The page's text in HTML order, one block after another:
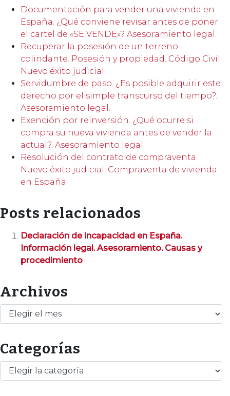
Documentación para vender una vivienda en
España. ¿Qué conviene revisar antes de poner
el cartel de «SE VENDE»? Asesoramiento legal.
Recuperar la posesión de un terreno
colindante. Posesión y propiedad. Código Civil.
Nuevo éxito judicial.
Servidumbre de paso. ¿Es posible adquirir este
derecho por el simple transcurso del tiempo?.
Asesoramiento legal.
Exención por reinversión. ¿Qué ocurre si
compra su nueva vivienda antes de vender la
actual?. Asesoramiento legal.
Resolución del contrato de compraventa.
Nuevo éxito judicial. Compraventa de vivienda
en España.
Posts relacionados
Declaración de incapacidad en España.
Información legal. Asesoramiento. Causas y
procedimiento
Archivos
Archivos
Categorías
Categorías